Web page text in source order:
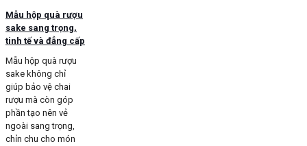
Mẫu hộp quà rượu
sake sang trọng,
tinh tế và đẳng cấp
Mẫu hộp quà rượu
sake không chỉ
giúp bảo vệ chai
rượu mà còn góp
phần tạo nên vẻ
ngoài sang trọng,
chỉn chu cho món